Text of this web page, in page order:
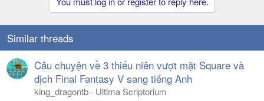
Similar threads
Câu chuyện về 3 thiếu niên vượt mặt Square và
dịch Final Fantasy V sang tiếng Anh
king_dragontb
Ultima Scriptorium